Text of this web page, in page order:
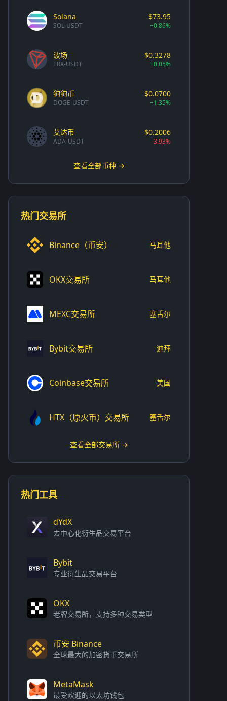
Solana
SOL-USDT
$73.95
+0.86%
波场
TRX-USDT
$0.3278
+0.05%
狗狗币
DOGE-USDT
$0.0700
+1.35%
艾达币
ADA-USDT
$0.2006
-3.93%
查看全部币种 →
热门交易所
Binance（币安） 马耳他
OKX交易所 马耳他
MEXC交易所 塞舌尔
Bybit交易所 迪拜
Coinbase交易所 美国
HTX（原火币）交易所 塞舌尔
查看全部交易所 →
热门工具
dYdX
去中心化衍生品交易平台
Bybit
专业衍生品交易平台
OKX
老牌交易所，支持多种交易类型
币安 Binance
全球最大的加密货币交易所
MetaMask
最受欢迎的以太坊钱包